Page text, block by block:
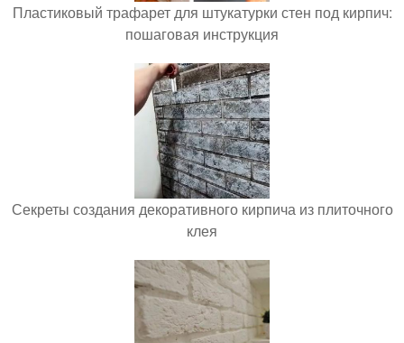
Пластиковый трафарет для штукатурки стен под кирпич:
пошаговая инструкция
Секреты создания декоративного кирпича из плиточного
клея